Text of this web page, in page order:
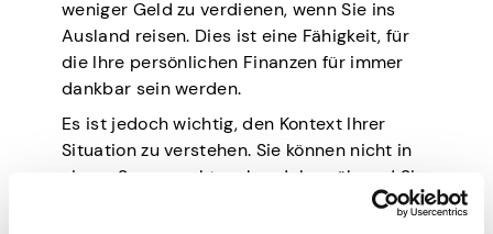
weniger Geld zu verdienen, wenn Sie ins
Ausland reisen. Dies ist eine Fähigkeit, für
die Ihre persönlichen Finanzen für immer
dankbar sein werden.
Es ist jedoch wichtig, den Kontext Ihrer
Situation zu verstehen. Sie können nicht in
einem Supermarkt verhandeln, während Sie
Lebensmittel kaufen, aber wenn Sie sich auf
einem Bauernmarkt oder auf einer